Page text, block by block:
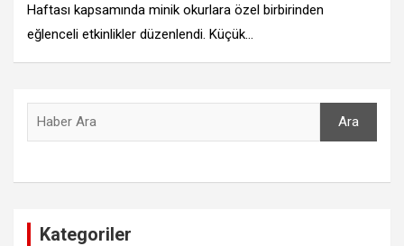
Haftası kapsamında minik okurlara özel birbirinden
eğlenceli etkinlikler düzenlendi. Küçük…
Ara
Kategoriler